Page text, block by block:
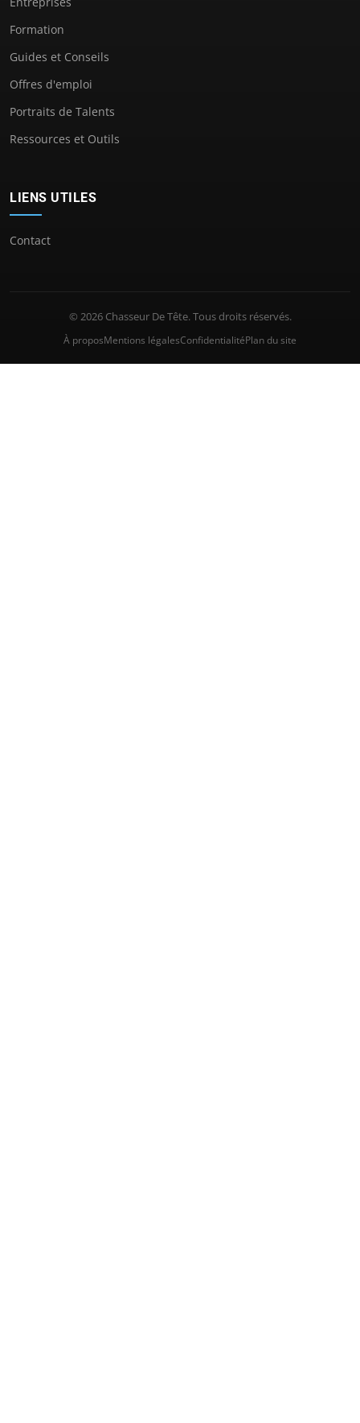
Formation
Guides et Conseils
Offres d'emploi
Portraits de Talents
Ressources et Outils
LIENS UTILES
Contact
© 2026 Chasseur De Tête. Tous droits réservés.
À proposMentions légalesConfidentialitéPlan du site